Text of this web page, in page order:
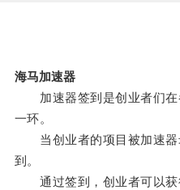
海马加速器
加速器签到是创业者们在
一环。
当创业者的项目被加速器
到。
通过签到，创业者可以获